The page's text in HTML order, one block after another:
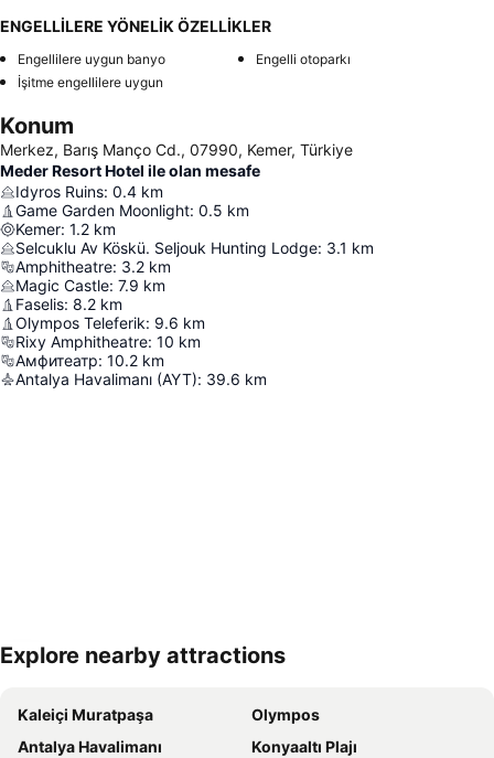
ENGELLİLERE YÖNELİK ÖZELLİKLER
Engellilere uygun banyo
Engelli otoparkı
İşitme engellilere uygun
Konum
Merkez, Barış Manço Cd., 07990, Kemer, Türkiye
Meder Resort Hotel ile olan mesafe
Idyros Ruins: 0.4 km
Game Garden Moonlight: 0.5 km
Kemer: 1.2 km
Selcuklu Av Köskü. Seljouk Hunting Lodge: 3.1 km
Amphitheatre: 3.2 km
Magic Castle: 7.9 km
Faselis: 8.2 km
Olympos Teleferik: 9.6 km
Rixy Amphitheatre: 10 km
Амфитеатр: 10.2 km
Antalya Havalimanı (AYT): 39.6 km
Haritayı genişlet
Explore nearby attractions
Kaleiçi Muratpaşa
Olympos
Antalya Havalimanı
Konyaaltı Plajı